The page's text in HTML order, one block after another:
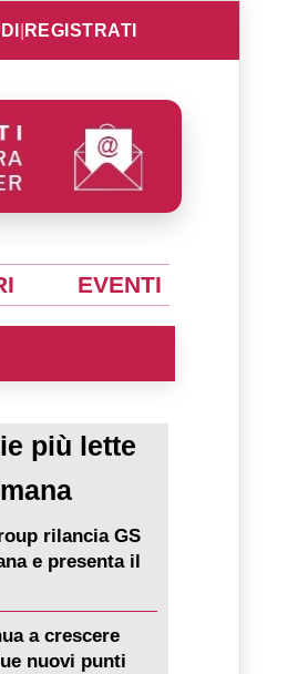
REGISTRATI
EVENTI
più lette
rilancia GS
e presenta il
a crescere
nuovi punti